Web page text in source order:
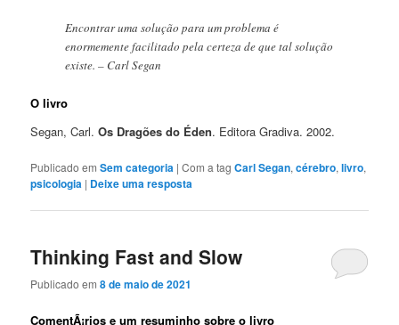
Encontrar uma solução para um problema é
enormemente facilitado pela certeza de que tal solução
existe. – Carl Segan
O livro
Segan, Carl.Os Dragões do Éden. Editora Gradiva. 2002.
Publicado em Sem categoria |Com a tagCarl Segan,cérebro,livro,
psicologia | Deixe uma resposta
Thinking Fast and Slow
Publicado em8 de maio de 2021
ComentÃ¡rios e um resuminho sobre o livro